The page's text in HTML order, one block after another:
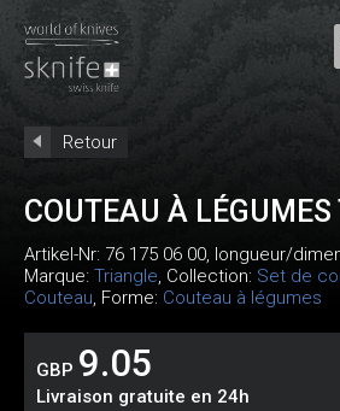
Retour
COUTEAU À
Artikel-Nr: 76 175 06 00, longueur/
Marque: Triangle, Collection: Set de
Couteau, Forme: Couteau à légumes
GBP 9.05
Livraison gratuite en 24h